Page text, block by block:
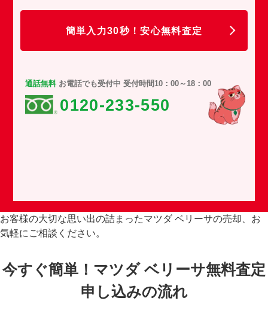
簡単入力30秒！安心無料査定
通話無料お電話でも受付中 受付時間10：00～18：00
0120-233-550
お客様の大切な思い出の詰まったマツダ ベリーサの売却、お
気軽にご相談ください。
今すぐ簡単！マツダ ベリーサ無料査定
申し込みの流れ